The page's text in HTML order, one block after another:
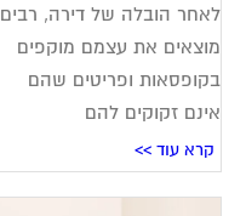
לאחר הובלה של דירה, רבים
מוצאים את עצמם מוקפים
בקופסאות ופריטים שהם
אינם זקוקים להם
קרא עוד >>